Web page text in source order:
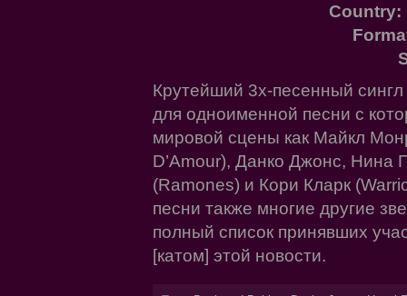
Country:
Крутейший 3х-песенный сингл
для одноименной песни с
мировой сцены как Майкл
D’Amour), Данко Джонс,
(Ramones) и Кори Кларк
песни также многие другие
полный список принявших
[катом] этой новости.